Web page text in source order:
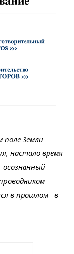
поле Земли
настало время
осознанный
в прошлом - в